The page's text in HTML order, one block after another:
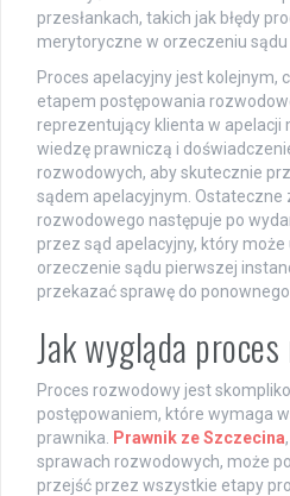
przesłankach, takich jak błędy
merytoryczne w orzeczeniu sądu
Proces apelacyjny jest kolejnym,
etapem postępowania
reprezentujący klienta w apelacji
wiedzę prawniczą i
rozwodowych, aby skutecznie
sądem apelacyjnym. Ostateczne
rozwodowego następuje po
przez sąd apelacyjny, który
orzeczenie sądu pierwszej
przekazać sprawę do
Jak wygląda
Proces rozwodowy jest
postępowaniem, które wymaga
prawnika.
Prawnik ze Szczecina
sprawach rozwodowych, może
przejść przez wszystkie etapy